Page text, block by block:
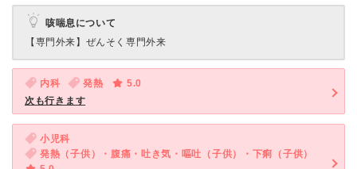
咳喘息について
【専門外来】 ぜんそく専門外来
内科 発熱
5.0
次も行きます
小児科
発熱（子供）・腹痛・吐き気・嘔吐（子供）・下痢（子供）